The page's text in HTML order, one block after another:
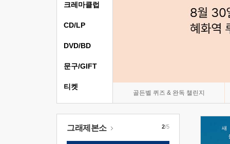
골든벨 퀴즈 & 완독 챌린지
크레마클럽
CD/LP
DVD/BD
문구/GIFT
티켓
그래제본소 2/5